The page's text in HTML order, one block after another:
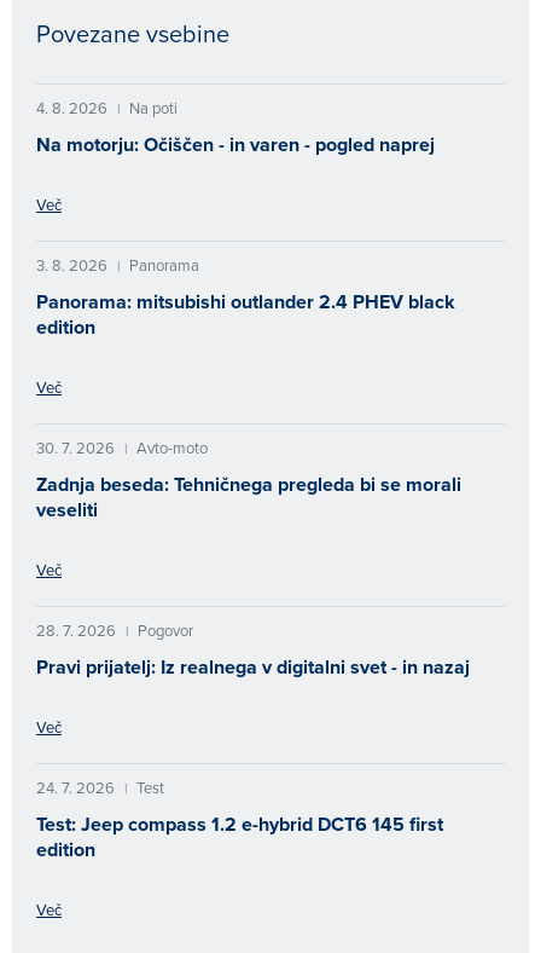
Povezane vsebine
4. 8. 2026 | Na poti
Na motorju: Očiščen - in varen - pogled naprej
Več
3. 8. 2026 | Panorama
Panorama: mitsubishi outlander 2.4 PHEV black
edition
Več
30. 7. 2026 | Avto-moto
Zadnja beseda: Tehničnega pregleda bi se morali
veseliti
Več
28. 7. 2026 | Pogovor
Pravi prijatelj: Iz realnega v digitalni svet - in nazaj
Več
24. 7. 2026 | Test
Test: Jeep compass 1.2 e-hybrid DCT6 145 first
edition
Več